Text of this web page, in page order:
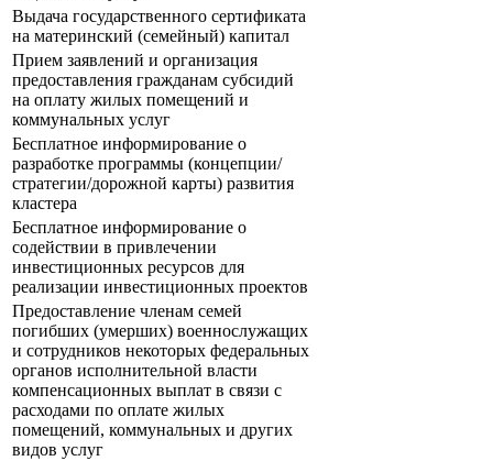
Выдача государственного сертификата
на материнский (семейный) капитал
Прием заявлений и организация
предоставления гражданам субсидий
на оплату жилых помещений и
коммунальных услуг
Бесплатное информирование о
разработке программы (концепции/
стратегии/дорожной карты) развития
кластера
Бесплатное информирование о
содействии в привлечении
инвестиционных ресурсов для
реализации инвестиционных проектов
Предоставление членам семей
погибших (умерших) военнослужащих
и сотрудников некоторых федеральных
органов исполнительной власти
компенсационных выплат в связи с
расходами по оплате жилых
помещений, коммунальных и других
видов услуг